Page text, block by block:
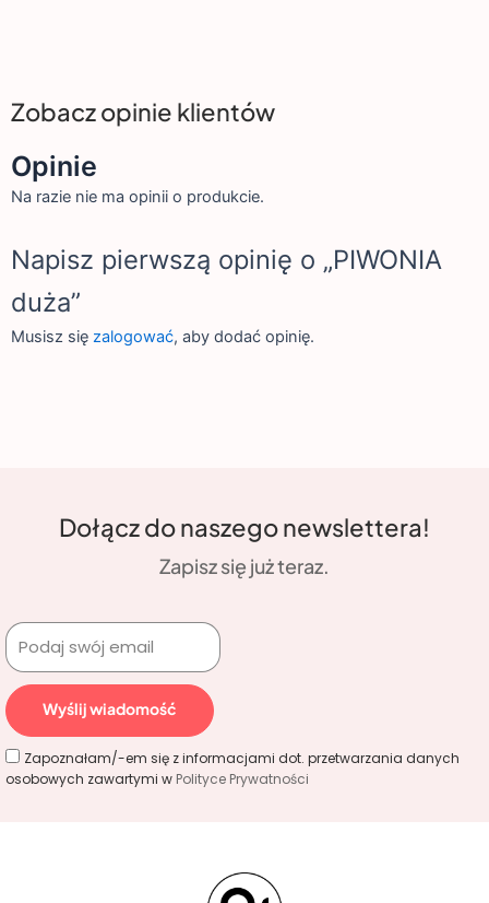
Zobacz opinie klientów
Opinie
Na razie nie ma opinii o produkcie.
Napisz pierwszą opinię o „PIWONIA
duża”
Musisz się zalogować, aby dodać opinię.
Dołącz do naszego newslettera!
Zapisz się już teraz.
Zapoznałam/-em się z informacjami dot. przetwarzania danych
osobowych zawartymi w Polityce Prywatności
Wyślij wiadomość